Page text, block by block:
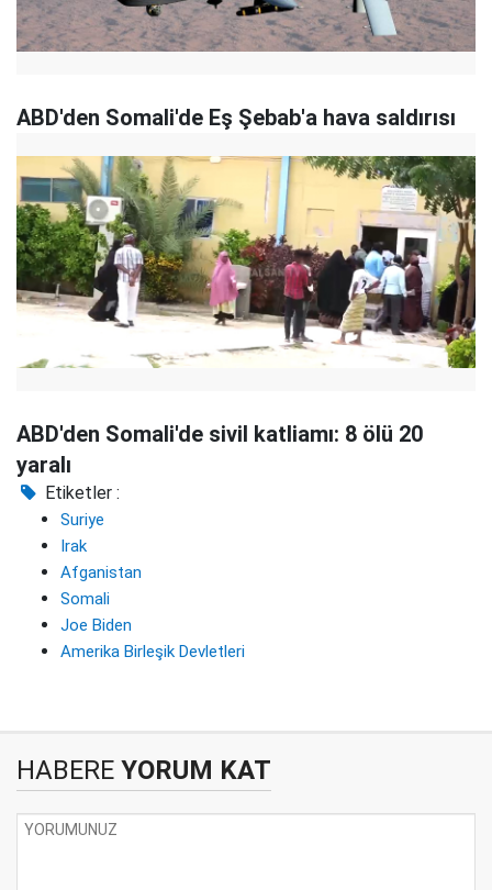
ABD'den Somali'de Eş Şebab'a hava saldırısı
ABD'den Somali'de sivil katliamı: 8 ölü 20
yaralı
Etiketler :
Suriye
Irak
Afganistan
Somali
Joe Biden
Amerika Birleşik Devletleri
HABERE YORUM KAT